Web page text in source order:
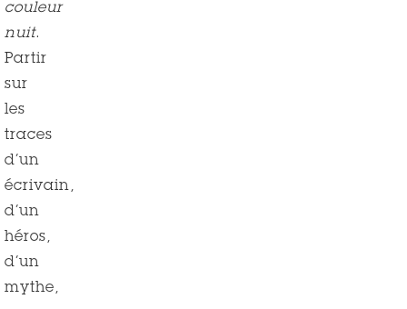
couleur
nuit.
Partir
sur
les
traces
d’un
écrivain,
d’un
héros,
d’un
mythe,